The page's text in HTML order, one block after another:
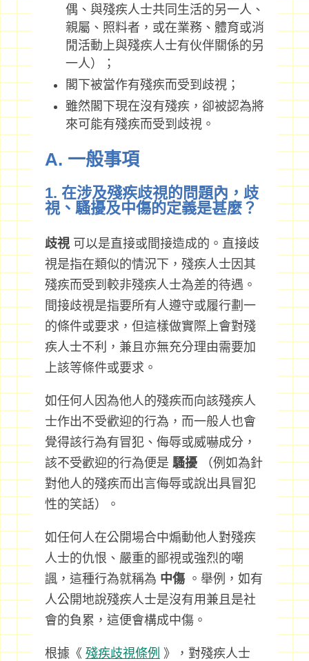
偶、與殘疾人士共同生活的另一人、
親屬、照料者，或在業務、體育或消
閒活動上與殘疾人士有伙伴關係的另
一人）；
閣下被當作有殘疾而受到歧視；
雖然閣下現在沒有殘疾，卻被認為將
來可能有殘疾而受到歧視。
A. 一般事項
1. 在涉及殘疾歧視的問題內，歧
視、騷擾及中傷的定義是甚麼？
歧視可以是直接或間接造成的。直接歧
視是指在類似的情況下，殘疾人士因其
殘疾而受到較非殘疾人士為差的待遇。
間接歧視是指要所有人遵守或履行劃一
的條件或要求，但這樣做實際上會對殘
疾人士不利，兼且亦無充分理由需要加
上該等條件或要求。
如任何人因為他人的殘疾而向該殘疾人
士作出不受歡迎的行為，而一般人也會
覺得該行為有冒犯、侮辱或威嚇成分，
該不受歡迎的行為便是 騷擾（例如為針
對他人的殘疾而出言侮辱或說出具冒犯
性的笑話）。
如任何人在公開場合中煽動他人對殘疾
人士的仇恨、嚴重的鄙視或強烈的嘲
諷，這種行為就稱為 中傷。舉例，如有
人公開地說殘疾人士是沒有用兼且是社
會的負累，這便會構成中傷。
根據《 殘疾歧視條例 》，對殘疾人士